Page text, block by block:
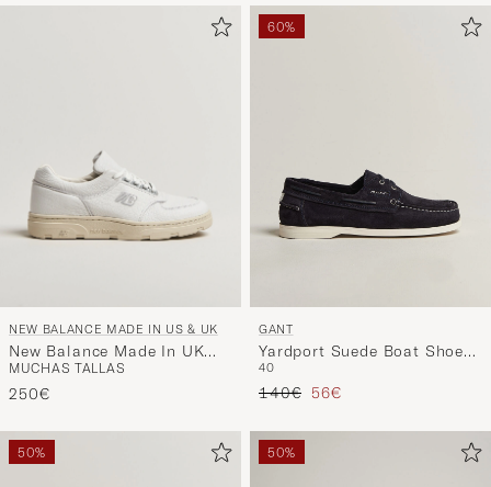
NEW BALANCE MADE IN US & UK
New Balance Made In UK
Allerdale Sneakers White
Grain
MUCHAS TALLAS
250€
60%
GANT
Yardport Suede Boat Shoe
Marine
40
Precio ordinario
140€ Precio reducido
56€
50% 50%